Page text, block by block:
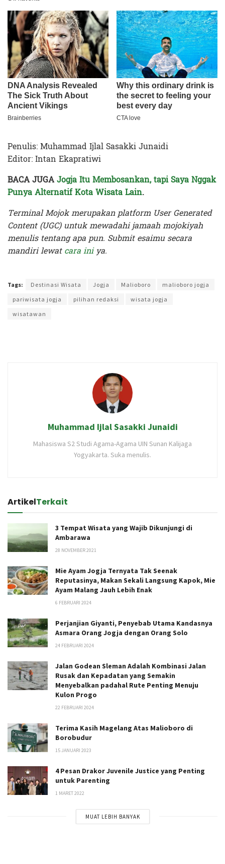
Penulis: Muhammad Ijlal Sasakki Junaidi
Editor: Intan Ekapratiwi
BACA JUGAJogja Itu Membosankan, tapi Saya Nggak
Punya Alternatif Kota Wisata Lain.
Terminal Mojok merupakan platform User Generated
Content (UGC) untuk mewadahi jamaah mojokiyah
menulis tentang apa pun. Submit esaimu secara
mandiri lewatcara iniya.
Tags: Destinasi Wisata Jogja Malioboro
malioboro jogja
pariwisata jogja
pilihan redaksi
wisata jogja
wisatawan
Muhammad Ijlal Sasakki Junaidi
Mahasiswa S2 Studi Agama-Agama UIN Sunan Kalijaga
Yogyakarta. Suka menulis.
ArtikelTerkait
3 Tempat Wisata yang Wajib Dikunjungi di
Ambarawa
28 NOVEMBER 2021
Mie Ayam Jogja Ternyata Tak Seenak
Reputasinya, Makan Sekali Langsung Kapok, Mie
Ayam Malang Jauh Lebih Enak
6 FEBRUARI 2024
Perjanjian Giyanti, Penyebab Utama Kandasnya
Asmara Orang Jogja dengan Orang Solo
24 FEBRUARI 2024
Jalan Godean Sleman Adalah Kombinasi Jalan
Rusak dan Kepadatan yang Semakin
Menyebalkan padahal Rute Penting Menuju
Kulon Progo
22 FEBRUARI 2024
Terima Kasih Magelang Atas Malioboro di
Borobudur
15 JANUARI 2023
4 Pesan Drakor Juvenile Justice yang Penting
untuk Parenting
1 MARET 2022
MUAT LEBIH BANYAK